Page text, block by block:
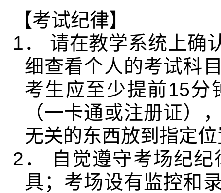
【考试纪律】
1 ．
请在教学系统上确
细查看个人的考试科
考生应至少提前15分
（一卡通或注册证）
无关的东西放到指定
2 ．
自觉遵守考场纪纪
具；考场设有监控和